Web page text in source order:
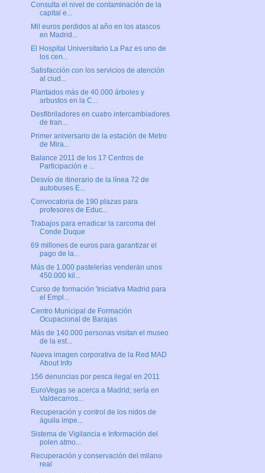
Consulta el nivel de contaminación de la
capital e...
Mil euros perdidos al año en los atascos
en Madrid...
El Hospital Universitario La Paz es uno de
los cen...
Satisfacción con los servicios de atención
al ciud...
Plantados más de 40.000 árboles y
arbustos en la C...
Desfibriladores en cuatro intercambiadores
de tran...
Primer aniversario de la estación de Metro
de Mira...
Balance 2011 de los 17 Centros de
Participación e ...
Desvío de itinerario de la línea 72 de
autobuses E...
Convocatoria de 190 plazas para
profesores de Educ...
Trabajos para erradicar la carcoma del
Conde Duque
69 millones de euros para garantizar el
pago de la...
Más de 1.000 pastelerías venderán unos
450.000 kil...
Curso de formación 'Iniciativa Madrid para
el Empl...
Centro Municipal de Formación
Ocupacional de Barajas
Más de 140.000 personas visitan el museo
de la est...
Nueva imagen corporativa de la Red MAD
About Info
156 denuncias por pesca ilegal en 2011
EuroVegas se acerca a Madrid; sería en
Valdecarros...
Recuperación y control de los nidos de
águila impe...
Sistema de Vigilancia e Información del
polen atmo...
Recuperación y conservación del milano
real